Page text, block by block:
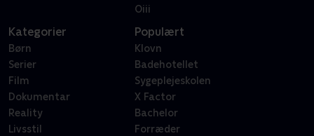
Oiii
Kategorier
Børn
Serier
Film
Dokumentar
Reality
Livsstil
Populært
Klovn
Badehotellet
Sygeplejeskolen
X Factor
Bachelor
Forræder